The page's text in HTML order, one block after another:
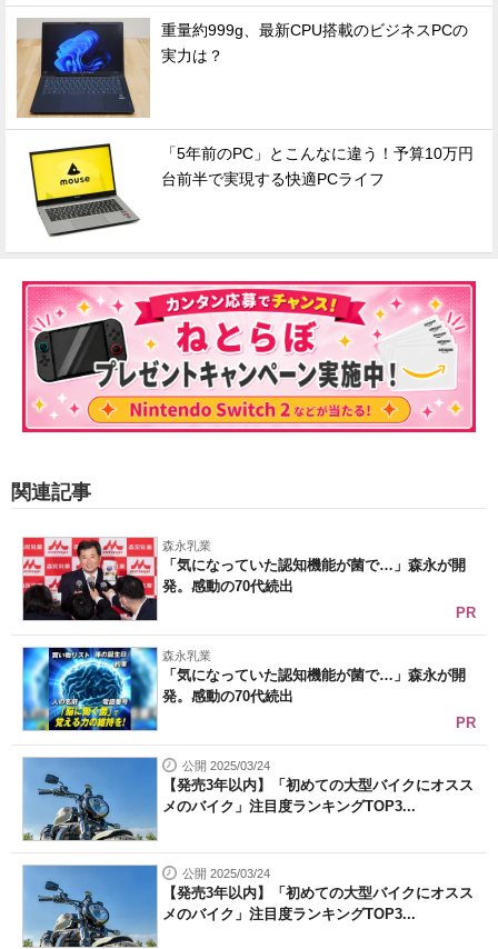
重量約999g、最新CPU搭載のビジネスPCの
実力は？
「5年前のPC」とこんなに違う！予算10万円
台前半で実現する快適PCライフ
関連記事
森永乳業
「気になっていた認知機能が菌で…」森永が開
発。感動の70代続出
PR
森永乳業
「気になっていた認知機能が菌で…」森永が開
発。感動の70代続出
PR
公開 2025/03/24
【発売3年以内】「初めての大型バイクにオスス
メのバイク」注目度ランキングTOP3...
公開 2025/03/24
【発売3年以内】「初めての大型バイクにオスス
メのバイク」注目度ランキングTOP3...